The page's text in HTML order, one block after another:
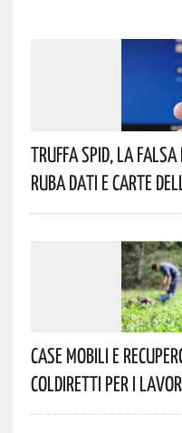
Truffa Spid, La Falsa
Ruba Dati E Carte
Case Mobili E
Coldiretti Per I